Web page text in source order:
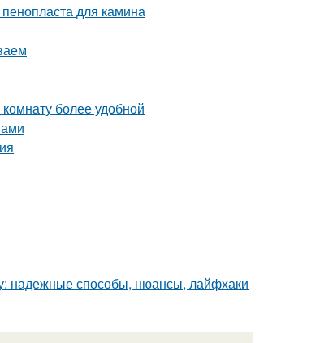
для камина
более удобной
надежные способы, нюансы, лайфхаки